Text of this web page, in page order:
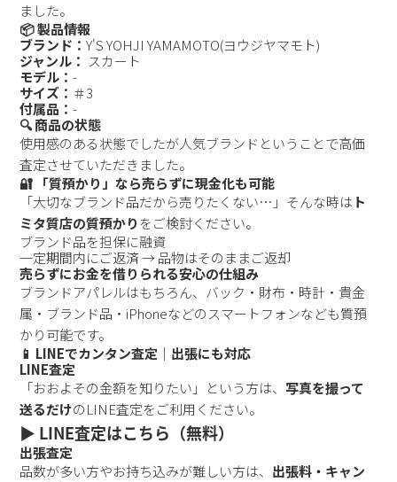
ました。
📦 製品情報
ブランド：Y'S YOHJI YAMAMOTO(ヨウジヤマモト)
ジャンル： スカート
モデル：-
サイズ： ＃3
付属品：-
🔍 商品の状態
使用感のある状態でしたが人気ブランドということで高価
査定させていただきました。
🔐 「質預かり」なら売らずに現金化も可能
「大切なブランド品だから売りたくない…」そんな時は ト
ミタ質店の質預かり をご検討ください。
ブランド品を担保に融資
一定期間内にご返済 → 品物はそのままご返却
売らずにお金を借りられる安心の仕組み
ブランドアパレルはもちろん、バック・財布・時計・貴金
属・ブランド品・iPhoneなどのスマートフォンなども質預
かり可能です。
📱 LINEでカンタン査定｜出張にも対応
LINE査定
「おおよその金額を知りたい」という方は、 写真を撮って
送るだけのLINE査定をご利用ください。
▶️ LINE査定はこちら（無料）
出張査定
品数が多い方やお持ち込みが難しい方は、 出張料・キャン